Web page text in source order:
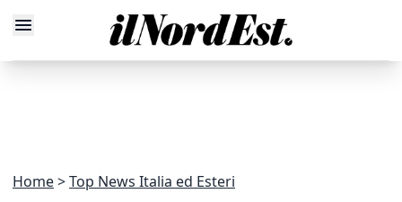
Home Top News Italia ed Esteri